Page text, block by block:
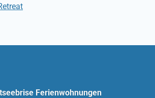
Ferienwohnungen